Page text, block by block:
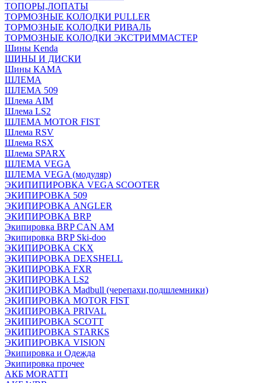
ТОПОРЫ,ЛОПАТЫ
ТОРМОЗНЫЕ КОЛОДКИ PULLER
ТОРМОЗНЫЕ КОЛОДКИ РИВАЛЬ
ТОРМОЗНЫЕ КОЛОДКИ ЭКСТРИММАСТЕР
Шины Kenda
ШИНЫ И ДИСКИ
Шины КАМА
ШЛЕМА
ШЛЕМА 509
Шлема AIM
Шлема LS2
ШЛЕМА MOTOR FIST
Шлема RSV
Шлема RSX
Шлема SPARX
ШЛЕМА VEGA
ШЛЕМА VEGA (модуляр)
ЭКИПИПИРОВКА VEGA SCOOTER
ЭКИПИРОВКА 509
ЭКИПИРОВКА ANGLER
ЭКИПИРОВКА BRP
Экипировка BRP CAN AM
Экипировка BRP Ski-doo
ЭКИПИРОВКА CKX
ЭКИПИРОВКА DEXSHELL
ЭКИПИРОВКА FXR
ЭКИПИРОВКА LS2
ЭКИПИРОВКА Madbull (черепахи,подшлемники)
ЭКИПИРОВКА MOTOR FIST
ЭКИПИРОВКА PRIVAL
ЭКИПИРОВКА SCOTT
ЭКИПИРОВКА STARKS
ЭКИПИРОВКА VISION
Экипировка и Одежда
Экипировка прочее
АКБ MORATTI